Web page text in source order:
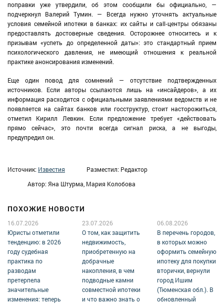
поправки уже утвердили, об этом сообщили бы официально, —
подчеркнул Валерий Тумин. — Всегда нужно уточнять актуальные
условия семейной ипотеки в банках: их сайты и call‑центры обязаны
предоставлять достоверные сведения. Осторожнее относитесь и к
призывам «успеть до определенной даты»: это стандартный прием
психологического давления, не имеющий отношения к реальной
практике анонсирования изменений.
Еще один повод для сомнений — отсутствие подтвержденных
источников. Если авторы ссылаются лишь на «инсайдеров», а их
информация расходится с официальными заявлениями ведомств и не
появляется на сайтах банков или госструктур, стоит насторожиться,
отметил Кирилл Левкин. Если предложение требует «действовать
прямо сейчас», это почти всегда сигнал риска, а не выгоды,
предупредил он.
Источник: Известия
Разместил: Редактор
Автор: Яна Штурма, Мария Колобова
ПОХОЖИЕ НОВОСТИ
16.07.2026
Юристы отметили
тенденцию: в 2026
году судебная
практика по
разводам
претерпела
значительные
изменения: теперь
23.07.2026
О том, как защитить
недвижимость,
приобретенную на
добрачные
накопления, в чем
подводные камни
совместной ипотеки
и что важно знать о
06.08.2026
В перечень городов,
в которых можно
оформить семейную
ипотеку для покупки
вторички, вернули
город Ишим
(Тюменская обл.). В
обновленный